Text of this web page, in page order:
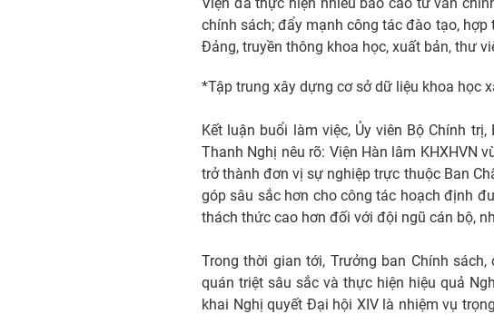
chính sách; đẩy mạnh công tác đào tạo,
Đảng, truyền thông khoa học, xuất bản, thư
*Tập trung xây dựng cơ sở dữ liệu khoa học
Kết luận buổi làm việc, Ủy viên Bộ Chính
Thanh Nghị nêu rõ: Viện Hàn lâm KHXHVN
trở thành đơn vị sự nghiệp trực thuộc Ban
góp sâu sắc hơn cho công tác hoạch định
thách thức cao hơn đối với đội ngũ cán bộ,
Trong thời gian tới, Trưởng ban Chính
quán triệt sâu sắc và thực hiện hiệu quả
khai Nghị quyết Đại hội XIV là nhiệm vụ